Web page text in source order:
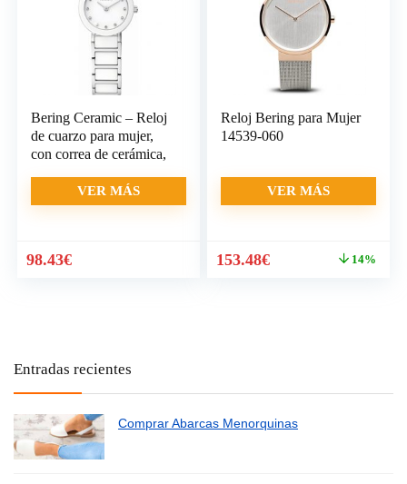
Bering Ceramic – Reloj
de cuarzo para mujer,
con correa de cerámica,
VER MÁS
98.43€
Reloj Bering para Mujer
14539-060
VER MÁS
El
153.48€El
14%
Entradas recientes
Comprar Abarcas Menorquinas